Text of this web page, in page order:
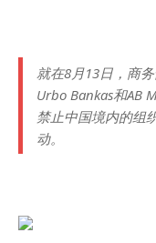
就在8月13日，商
Urbo Bankas和AB
禁止中国境内的组
动。